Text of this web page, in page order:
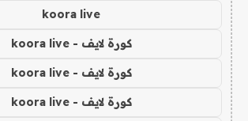
koora live
كورة لايف - koora live
كورة لايف - koora live
كورة لايف - koora live